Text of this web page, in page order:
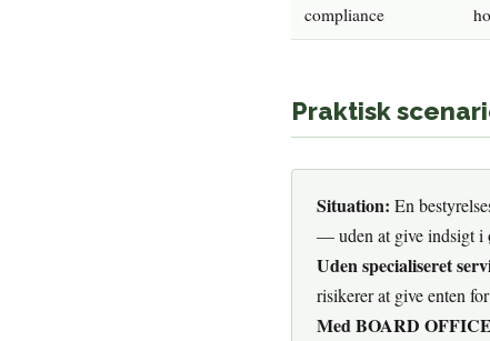
compliance
Praktisk
Situation: En
— uden at give indsigt i
Uden specialiseret
risikerer at give enten
Med BOARD